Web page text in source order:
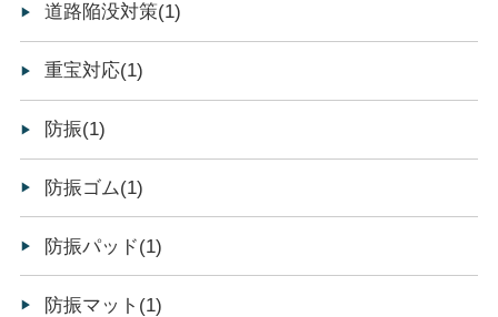
道路陥没対策(1)
重宝対応(1)
防振(1)
防振ゴム(1)
防振パッド(1)
防振マット(1)